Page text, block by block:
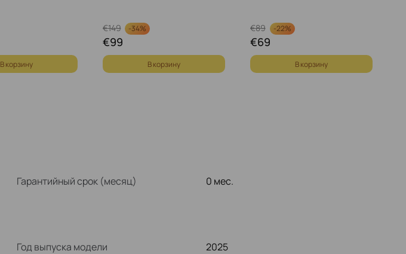
В корзину
149
€ -34%
99
€
В корзину
89
€ -22%
69
€
В корзину
Гарантийный срок (месяц) 0 мес.
Год выпуска модели
2025